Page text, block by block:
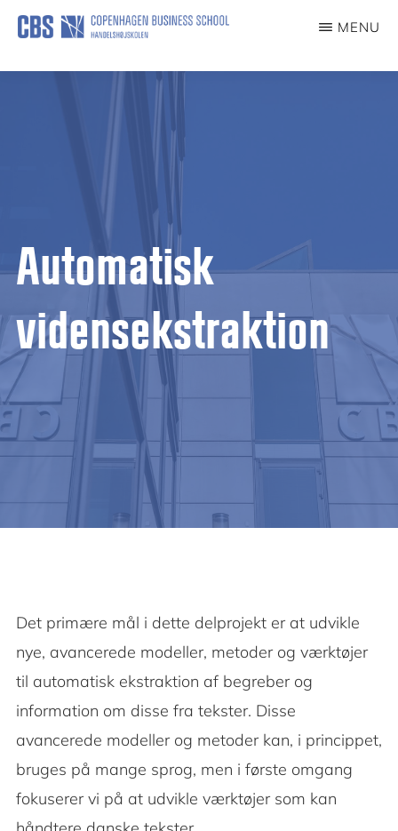
Skip
main
MENU
Automatisk
vidensekstraktion
Det primære mål i dette delprojekt er at udvikle
nye, avancerede modeller, metoder og værktøjer
til automatisk ekstraktion af begreber og
information om disse fra tekster. Disse
avancerede modeller og metoder kan, i princippet,
bruges på mange sprog, men i første omgang
fokuserer vi på at udvikle værktøjer som kan